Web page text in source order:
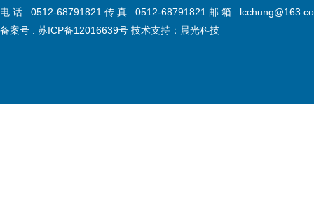
电 话 : 0512-68791821 传 真 : 0512-68791821 邮 箱 :
备案号 : 苏ICP备12016639号 技术支持： 晨光科技